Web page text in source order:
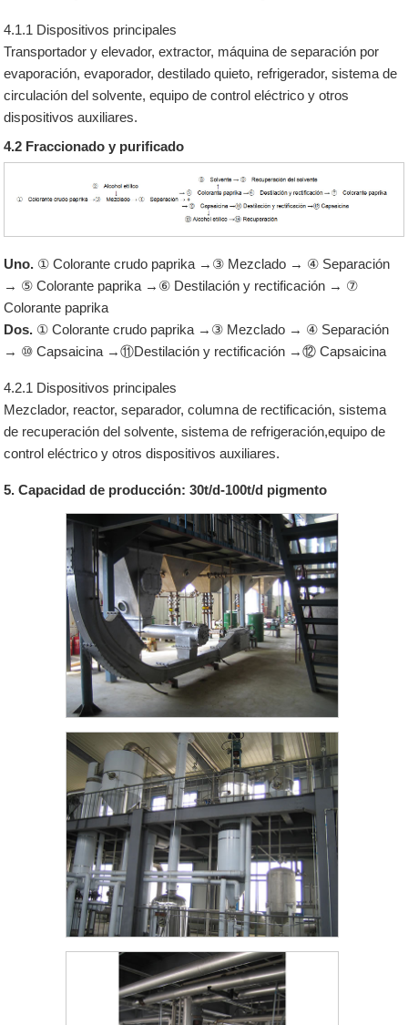
4.1.1 Dispositivos principales
Transportador y elevador, extractor, máquina de separación por
evaporación, evaporador, destilado quieto, refrigerador, sistema de
circulación del solvente, equipo de control eléctrico y otros
dispositivos auxiliares.
4.2 Fraccionado y purificado
Uno. ① Colorante crudo paprika →③ Mezclado → ④ Separación
→ ⑤ Colorante paprika →⑥ Destilación y rectificación → ⑦
Colorante paprika
Dos. ① Colorante crudo paprika →③ Mezclado → ④ Separación
→ ⑩ Capsaicina →⑪Destilación y rectificación →⑫ Capsaicina
4.2.1 Dispositivos principales
Mezclador, reactor, separador, columna de rectificación, sistema
de recuperación del solvente, sistema de refrigeración,equipo de
control eléctrico y otros dispositivos auxiliares.
5. Capacidad de producción: 30t/d-100t/d pigmento